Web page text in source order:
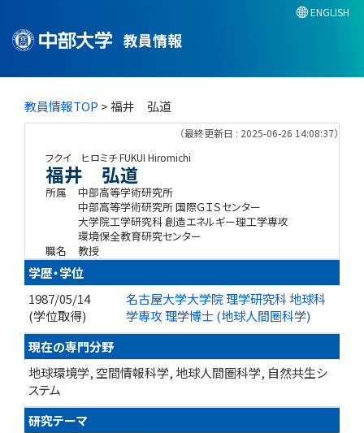
教員情報
ENGLISH
教員情報TOP > 福井 弘道
（最終更新日 : 2025-06-26 14:08:37）
フクイ ヒロミチFUKUI Hiromichi
福井 弘道
所属
中部高等学術研究所
中部高等学術研究所 国際ＧＩＳセンター
大学院工学研究科 創造エネルギー理工学専攻
環境保全教育研究センター
職名
教授
学歴・学位
1987/05/14
(学位取得)
名古屋大学大学院 理学研究科 地球科
学専攻 理学博士 (地球人間圏科学)
現在の専門分野
地球環境学, 空間情報科学, 地球人間圏科学, 自然共生シ
ステム
研究テーマ